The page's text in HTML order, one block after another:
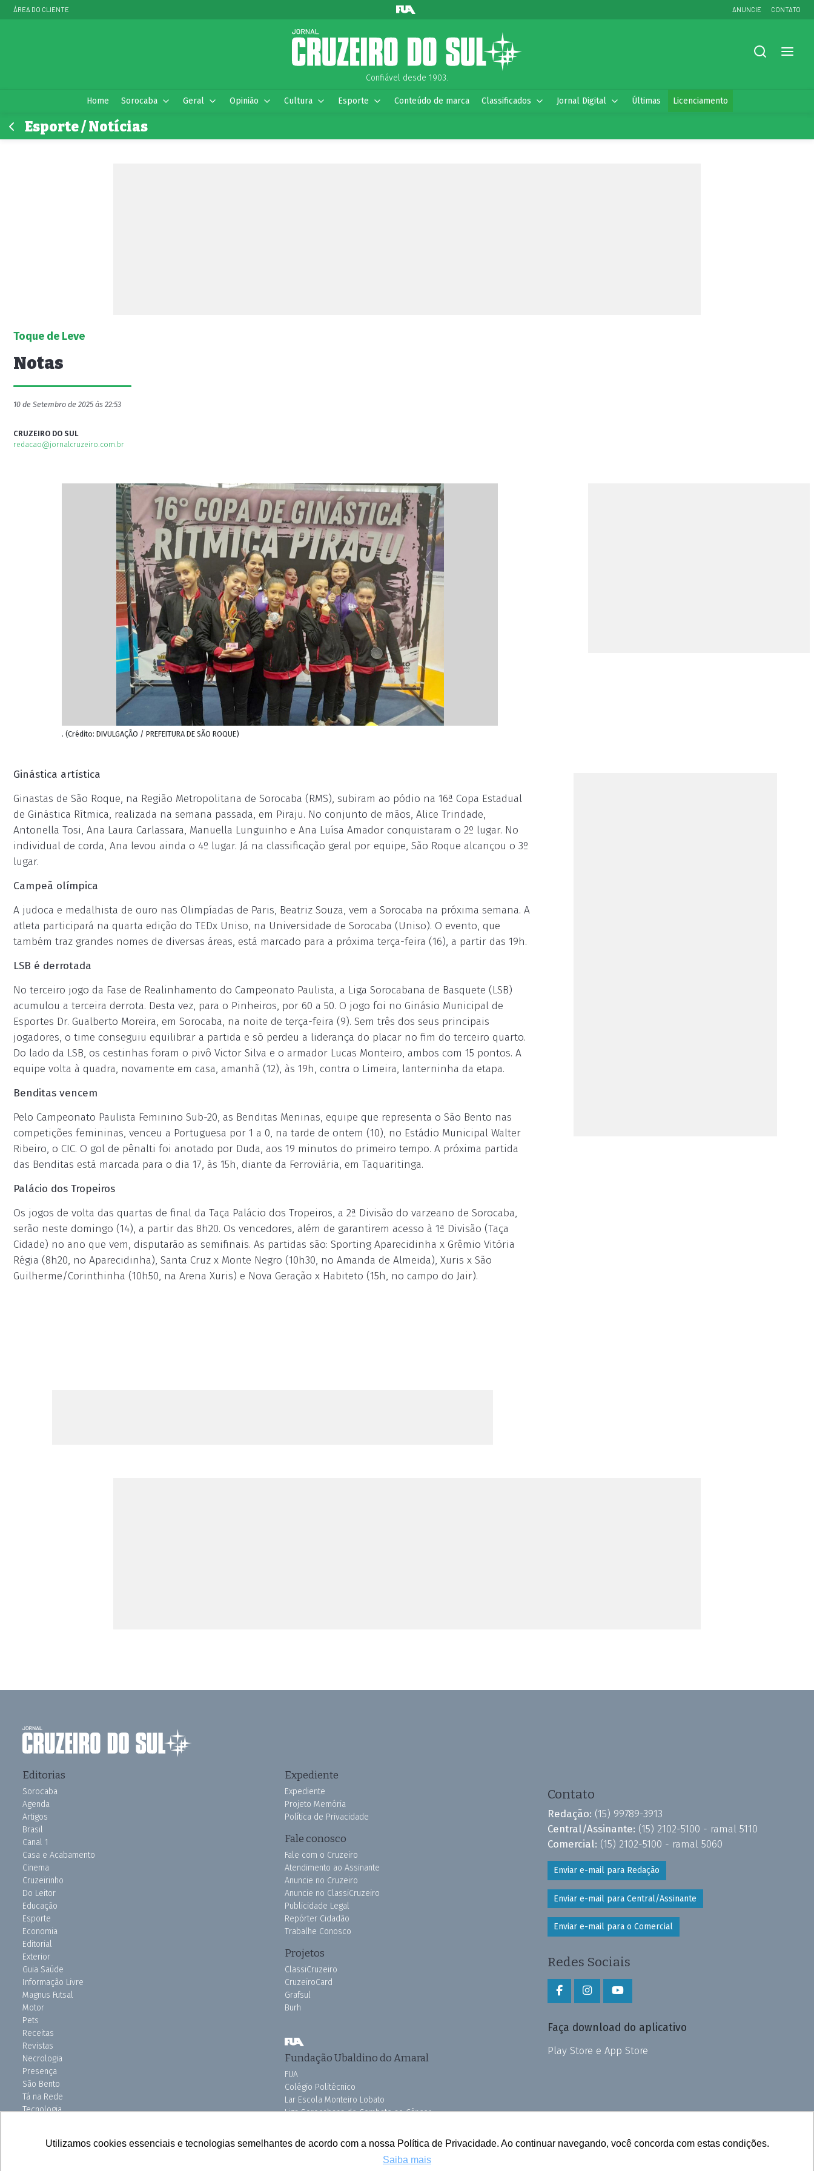
Utilizamos cookies essenciais e tecnologias semelhantes de acordo com a nossa Política de Privacidade. Ao continuar navegando, você concorda com estas condições.
Saiba mais
ÁREA DO CLIENTE ANUNCIE CONTATO
Confiável desde 1903.
Home Sorocaba Geral Opinião Cultura Esporte Conteúdo de marca Classificados Jornal Digital Últimas Licenciamento
Esporte / Notícias
Toque de Leve
Notas
10 de Setembro de 2025 às 22:53
CRUZEIRO DO SUL
redacao@jornalcruzeiro.com.br
. (Crédito: DIVULGAÇÃO / PREFEITURA DE SÃO ROQUE)
Ginástica artística
Ginastas de São Roque, na Região Metropolitana de Sorocaba (RMS), subiram ao pódio na 16ª Copa Estadual
de Ginástica Rítmica, realizada na semana passada, em Piraju. No conjunto de mãos, Alice Trindade,
Antonella Tosi, Ana Laura Carlassara, Manuella Lunguinho e Ana Luísa Amador conquistaram o 2º lugar. No
individual de corda, Ana levou ainda o 4º lugar. Já na classificação geral por equipe, São Roque alcançou o 3º
lugar.
Campeã olímpica
A judoca e medalhista de ouro nas Olimpíadas de Paris, Beatriz Souza, vem a Sorocaba na próxima semana. A
atleta participará na quarta edição do TEDx Uniso, na Universidade de Sorocaba (Uniso). O evento, que
também traz grandes nomes de diversas áreas, está marcado para a próxima terça-feira (16), a partir das 19h.
LSB é derrotada
No terceiro jogo da Fase de Realinhamento do Campeonato Paulista, a Liga Sorocabana de Basquete (LSB)
acumulou a terceira derrota. Desta vez, para o Pinheiros, por 60 a 50. O jogo foi no Ginásio Municipal de
Esportes Dr. Gualberto Moreira, em Sorocaba, na noite de terça-feira (9). Sem três dos seus principais
jogadores, o time conseguiu equilibrar a partida e só perdeu a liderança do placar no fim do terceiro quarto.
Do lado da LSB, os cestinhas foram o pivô Victor Silva e o armador Lucas Monteiro, ambos com 15 pontos. A
equipe volta à quadra, novamente em casa, amanhã (12), às 19h, contra o Limeira, lanterninha da etapa.
Benditas vencem
Pelo Campeonato Paulista Feminino Sub-20, as Benditas Meninas, equipe que representa o São Bento nas
competições femininas, venceu a Portuguesa por 1 a 0, na tarde de ontem (10), no Estádio Municipal Walter
Ribeiro, o CIC. O gol de pênalti foi anotado por Duda, aos 19 minutos do primeiro tempo. A próxima partida
das Benditas está marcada para o dia 17, às 15h, diante da Ferroviária, em Taquaritinga.
Palácio dos Tropeiros
Os jogos de volta das quartas de final da Taça Palácio dos Tropeiros, a 2ª Divisão do varzeano de Sorocaba,
serão neste domingo (14), a partir das 8h20. Os vencedores, além de garantirem acesso à 1ª Divisão (Taça
Cidade) no ano que vem, disputarão as semifinais. As partidas são: Sporting Aparecidinha x Grêmio Vitória
Régia (8h20, no Aparecidinha), Santa Cruz x Monte Negro (10h30, no Amanda de Almeida), Xuris x São
Guilherme/Corinthinha (10h50, na Arena Xuris) e Nova Geração x Habiteto (15h, no campo do Jair).
Editorias
Sorocaba
Agenda
Artigos
Brasil
Canal 1
Casa e Acabamento
Cinema
Cruzeirinho
Do Leitor
Educação
Esporte
Economia
Editorial
Exterior
Guia Saúde
Informação Livre
Magnus Futsal
Motor
Pets
Receitas
Revistas
Necrologia
Presença
São Bento
Tá na Rede
Tecnologia
Expediente
Expediente
Projeto Memória
Política de Privacidade
Fale conosco
Fale com o Cruzeiro
Atendimento ao Assinante
Anuncie no Cruzeiro
Anuncie no ClassiCruzeiro
Publicidade Legal
Repórter Cidadão
Trabalhe Conosco
Projetos
ClassiCruzeiro
CruzeiroCard
Grafsul
Burh
Fundação Ubaldino do Amaral
FUA
Colégio Politécnico
Lar Escola Monteiro Lobato
Liga Sorocabana de Combate ao Câncer
Pink do Bem OSSEL
Contato
Redação: (15) 99789-3913
Central/Assinante: (15) 2102-5100 - ramal 5110
Comercial: (15) 2102-5100 - ramal 5060
Enviar e-mail para Redação
Enviar e-mail para Central/Assinante
Enviar e-mail para o Comercial
Redes Sociais
Faça download do aplicativo
Play Store e App Store